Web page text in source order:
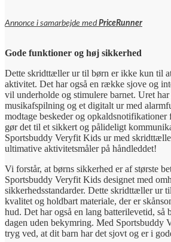
Annonce i samarbejde med PriceRunner
Gode funktioner og høj sikkerhed
Dette skridttæller ur til børn er ikke kun til
aktivitet. Det har også en række sjove og
vil underholde og stimulere barnet. Uret
musikafspilning og et digitalt ur med
modtage beskeder og
gør det til et sikkert og pålideligt
Sportsbuddy Veryfit Kids ur med
ultimative aktivitetsmåler på håndleddet!
Vi forstår, at børns sikkerhed er af største
Sportsbuddy Veryfit Kids designet med
sikkerhedsstandarder. Dette skridttæller ur
kvalitet og holdbart materiale, der er
hud. Det har også en lang batterilevetid, så
dagen uden bekymring. Med Sportsbuddy
tryg ved, at dit barn har det sjovt og er i